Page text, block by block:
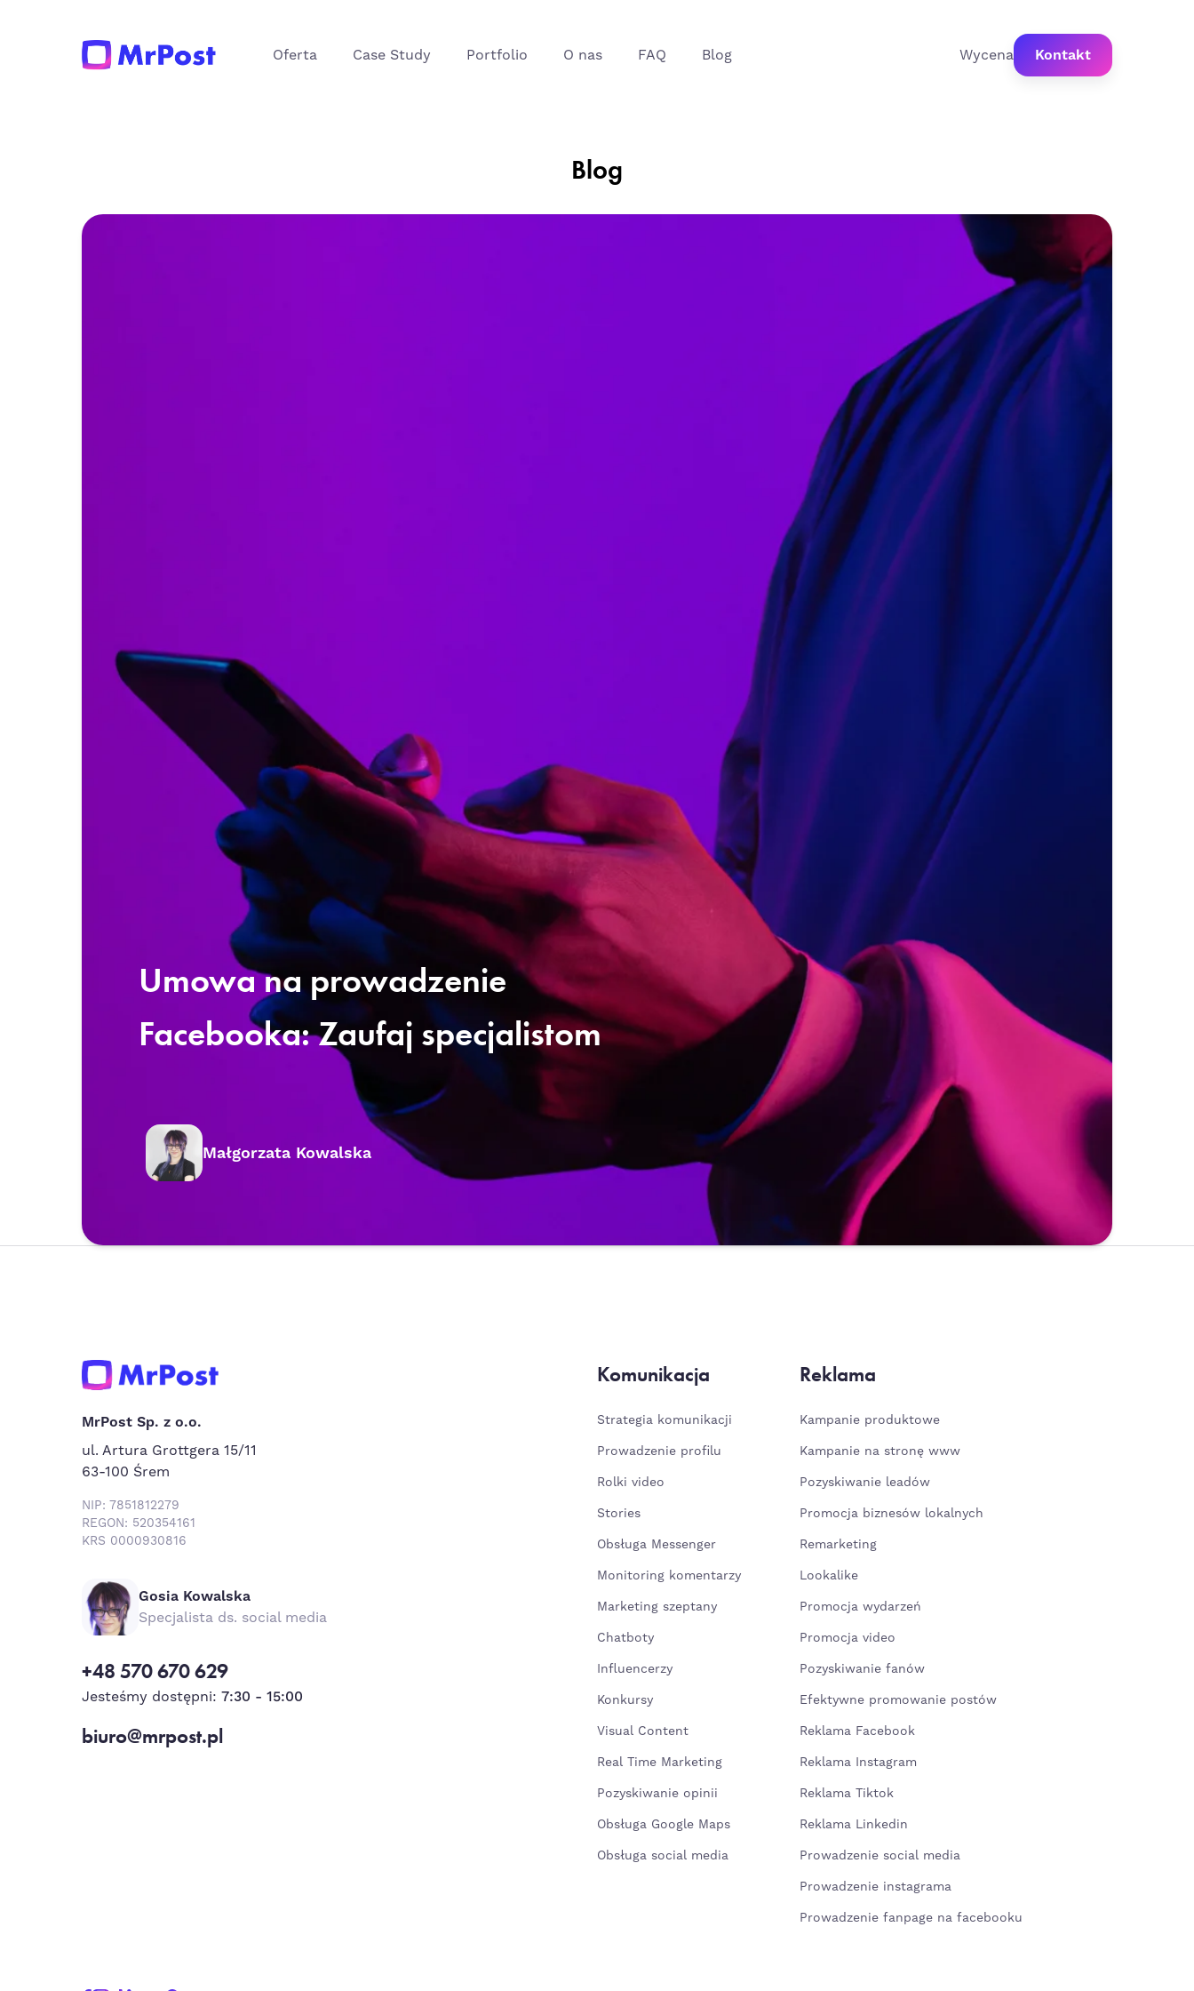
Oferta Case Study Portfolio O nas FAQ Blog Wycena Kontakt
Blog
Umowa na prowadzenie
Facebooka: Zaufaj specjalistom
Małgorzata Kowalska
MrPost Sp. z o.o.
ul. Artura Grottgera 15/11
63-100 Śrem
NIP: 7851812279
REGON: 520354161
KRS 0000930816
Gosia Kowalska
Specjalista ds. social media
+48 570 670 629
Jesteśmy dostępni: 7:30 - 15:00
biuro@mrpost.pl
Komunikacja
Strategia komunikacji
Prowadzenie profilu
Rolki video
Stories
Obsługa Messenger
Monitoring komentarzy
Marketing szeptany
Chatboty
Influencerzy
Konkursy
Visual Content
Real Time Marketing
Pozyskiwanie opinii
Obsługa Google Maps
Obsługa social media
Reklama
Kampanie produktowe
Kampanie na stronę www
Pozyskiwanie leadów
Promocja biznesów lokalnych
Remarketing
Lookalike
Promocja wydarzeń
Promocja video
Pozyskiwanie fanów
Efektywne promowanie postów
Reklama Facebook
Reklama Instagram
Reklama Tiktok
Reklama Linkedin
Prowadzenie social media
Prowadzenie instagrama
Prowadzenie fanpage na facebooku